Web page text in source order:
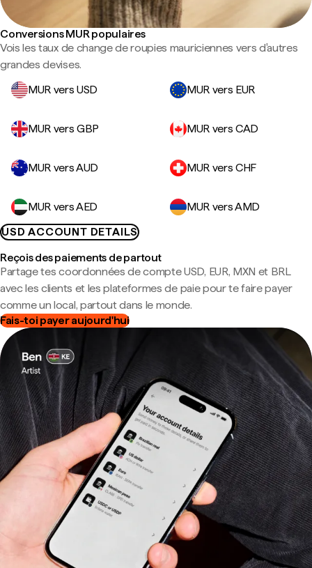
Conversions MUR populaires
Vois les taux de change de roupies mauriciennes vers d'autres
grandes devises.
MUR vers USD
MUR vers EUR
MUR vers GBP MUR vers CAD
MUR vers AUD MUR vers CHF
MUR vers AED
MUR vers AMD
USD ACCOUNT DETAILS
Reçois des paiements de partout
Partage tes coordonnées de compte USD, EUR, MXN et BRL
avec les clients et les plateformes de paie pour te faire payer
comme un local, partout dans le monde.
Fais-toi payer aujourd'hui